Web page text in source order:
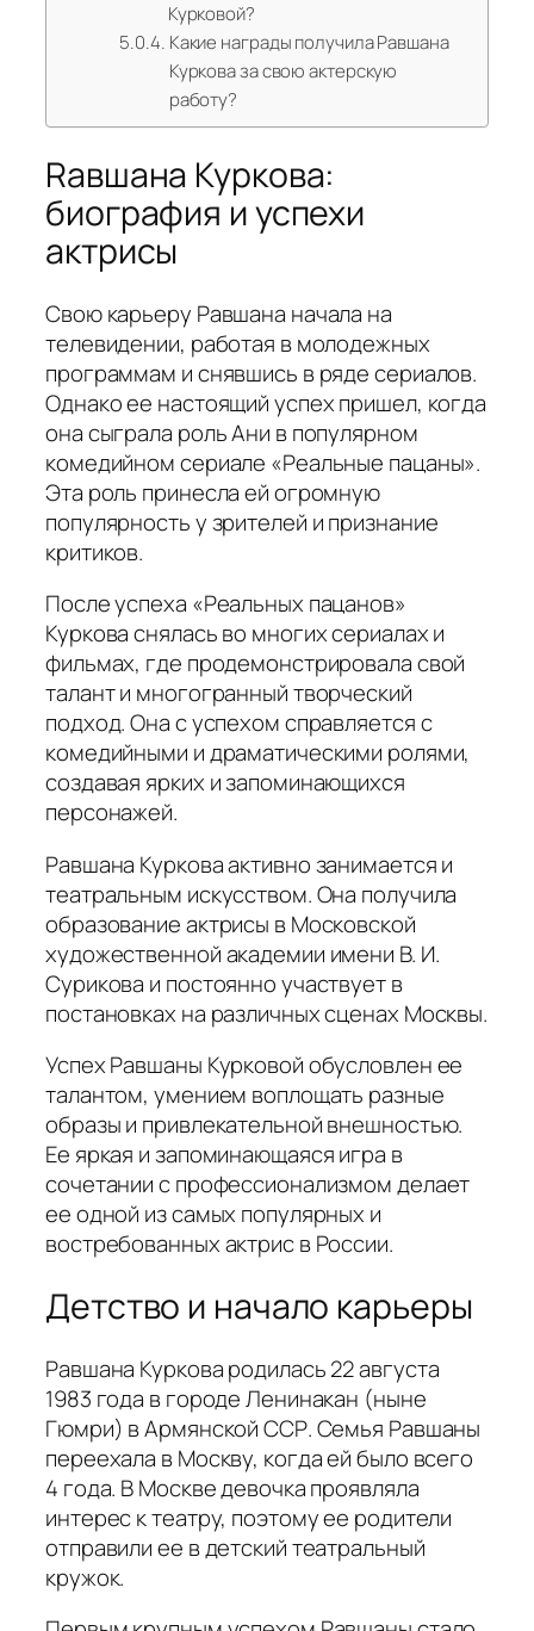
Курковой?
Какие награды получила Равшана
Куркова за свою актерскую
работу?
Rавшана Куркова:
биография и успехи
актрисы
Свою карьеру Равшана начала на
телевидении, работая в молодежных
программам и снявшись в ряде сериалов.
Однако ее настоящий успех пришел, когда
она сыграла роль Ани в популярном
комедийном сериале «Реальные пацаны».
Эта роль принесла ей огромную
популярность у зрителей и признание
критиков.
После успеха «Реальных пацанов»
Куркова снялась во многих сериалах и
фильмах, где продемонстрировала свой
талант и многогранный творческий
подход. Она с успехом справляется с
комедийными и драматическими ролями,
создавая ярких и запоминающихся
персонажей.
Равшана Куркова активно занимается и
театральным искусством. Она получила
образование актрисы в Московской
художественной академии имени В. И.
Сурикова и постоянно участвует в
постановках на различных сценах Москвы.
Успех Равшаны Курковой обусловлен ее
талантом, умением воплощать разные
образы и привлекательной внешностью.
Ее яркая и запоминающаяся игра в
сочетании с профессионализмом делает
ее одной из самых популярных и
востребованных актрис в России.
Детство и начало карьеры
Равшана Куркова родилась 22 августа
1983 года в городе Ленинакан (ныне
Гюмри) в Армянской ССР. Семья Равшаны
переехала в Москву, когда ей было всего
4 года. В Москве девочка проявляла
интерес к театру, поэтому ее родители
отправили ее в детский театральный
кружок.